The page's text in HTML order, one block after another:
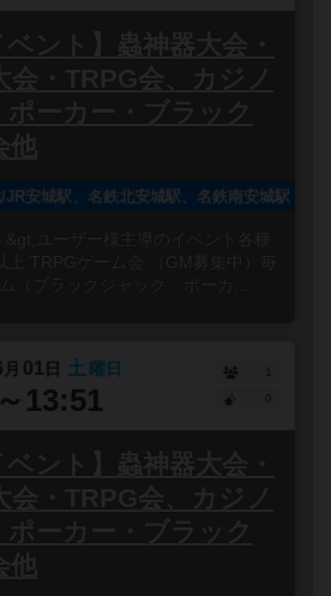
ベント】蟲神器大会・
会・TRPG会、カジノ
ーカー・ブラック
他
JR安城駅、名鉄北安城駅、名鉄南安城駅
ユーザー様主導のイベント各種
上 TRPGゲーム会 （GM募集中）毎
（ブラックジャック、ポーカ...
月 01 日 土 曜日
13:51
1
ベント】蟲神器大会・
会・TRPG会、カジノ
ーカー・ブラック
他